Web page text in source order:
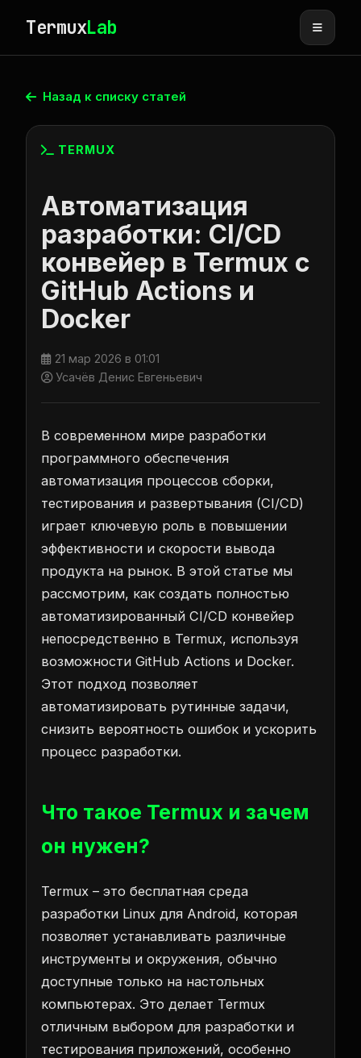
TermuxLab
Назад к списку статей
TERMUX
Автоматизация
разработки: CI/CD
конвейер в Termux с
GitHub Actions и
Docker
21 мар 2026 в 01:01
Усачёв Денис Евгеньевич
В современном мире разработки
программного обеспечения
автоматизация процессов сборки,
тестирования и развертывания (CI/CD)
играет ключевую роль в повышении
эффективности и скорости вывода
продукта на рынок. В этой статье мы
рассмотрим, как создать полностью
автоматизированный CI/CD конвейер
непосредственно в Termux, используя
возможности GitHub Actions и Docker.
Этот подход позволяет
автоматизировать рутинные задачи,
снизить вероятность ошибок и ускорить
процесс разработки.
Что такое Termux и зачем
он нужен?
Termux – это бесплатная среда
разработки Linux для Android, которая
позволяет устанавливать различные
инструменты и окружения, обычно
доступные только на настольных
компьютерах. Это делает Termux
отличным выбором для разработки и
тестирования приложений, особенно